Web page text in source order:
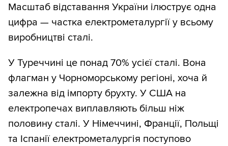
Масштаб відставання України ілюструє одна
цифра — частка електрометалургії у всьому
виробництві сталі.
У Туреччині це понад 70% усієї сталі. Вона
флагман у Чорноморському регіоні, хоча й
залежна від імпорту брухту. У США на
електропечах виплавляють більш ніж
половину сталі. У Німеччині, Франції, Польщі
та Іспанії електрометалургія поступово